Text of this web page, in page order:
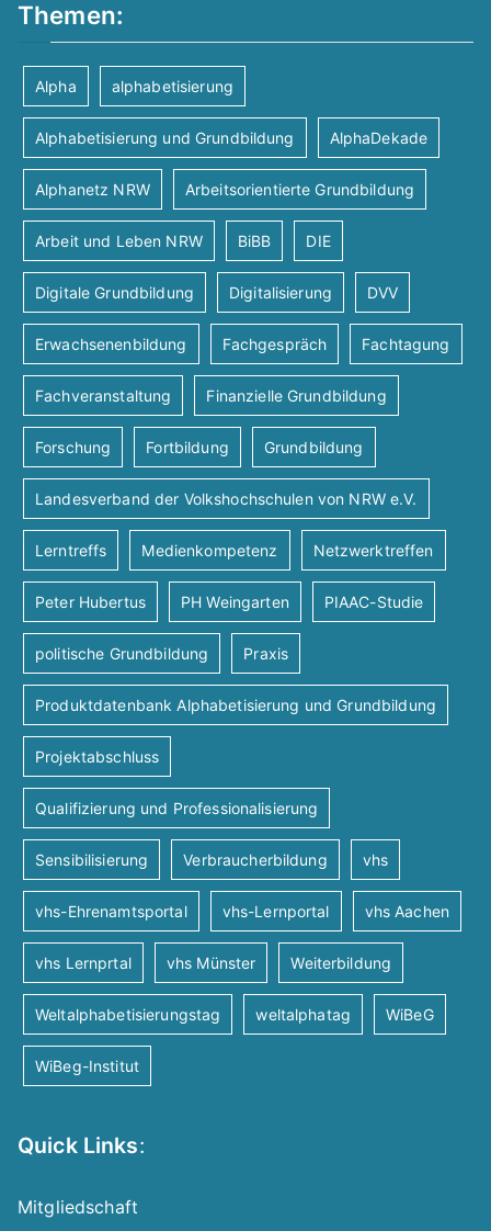
Themen:
Alpha alphabetisierung
Alphabetisierung und Grundbildung AlphaDekade
Alphanetz NRW Arbeitsorientierte Grundbildung
Arbeit und Leben NRW BiBB DIE
Digitale Grundbildung Digitalisierung DVV
Erwachsenenbildung Fachgespräch Fachtagung
Fachveranstaltung Finanzielle Grundbildung
Forschung Fortbildung Grundbildung
Landesverband der Volkshochschulen von NRW e.V.
Lerntreffs Medienkompetenz Netzwerktreffen
Peter Hubertus PH Weingarten PIAAC-Studie
politische Grundbildung Praxis
Produktdatenbank Alphabetisierung und Grundbildung
Projektabschluss
Qualifizierung und Professionalisierung
Sensibilisierung Verbraucherbildung vhs
vhs-Ehrenamtsportal vhs-Lernportal vhs Aachen
vhs Lernprtal vhs Münster Weiterbildung
Weltalphabetisierungstag weltalphatag WiBeG
WiBeg-Institut
Quick Links:
Mitgliedschaft